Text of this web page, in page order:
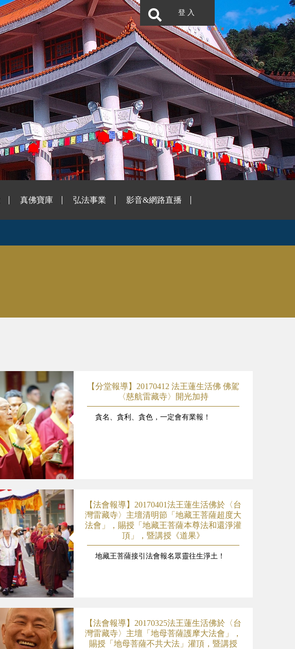
登 入
真佛寶庫 弘法事業 影音&網路直播
【分堂報導】20170412 法王蓮生活佛 佛駕
〈慈航雷藏寺〉開光加持
貪名、貪利、貪色，一定會有業報！
【法會報導】20170401法王蓮生活佛於〈台
灣雷藏寺〉主壇清明節「地藏王菩薩超度大
法會」，賜授「地藏王菩薩本尊法和還淨灌
頂」，暨講授《道果》
地藏王菩薩接引法會報名眾靈往生淨土！
【法會報導】20170325法王蓮生活佛於〈台
灣雷藏寺〉主壇「地母菩薩護摩大法會」，
賜授「地母菩薩不共大法」灌頂，暨講授